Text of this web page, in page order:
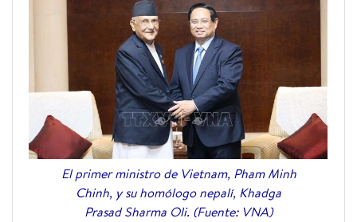
El primer ministro de Vietnam, Pham Minh
Chinh, y su homólogo nepalí, Khadga
Prasad Sharma Oli. (Fuente: VNA)